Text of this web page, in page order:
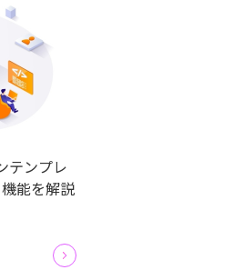
テンプレ
能を解説